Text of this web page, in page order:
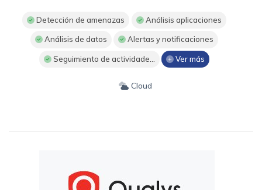
Detección de amenazas Análisis aplicaciones
Análisis de datos Alertas y notificaciones
Seguimiento de actividade... Ver más
Cloud